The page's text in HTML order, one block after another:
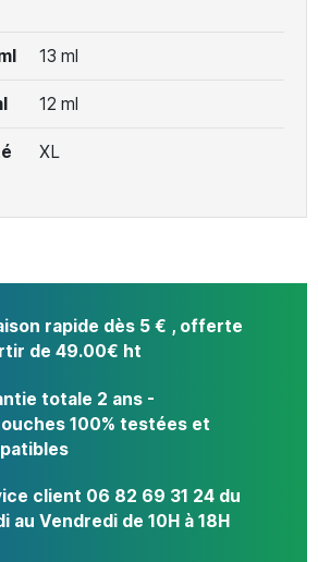
13 ml
12 ml
XL
rapide dès 5 € , offerte
de 49.00€ ht
totale 2 ans -
100% testées et
client 06 82 69 31 24 du
au Vendredi de 10H à 18H